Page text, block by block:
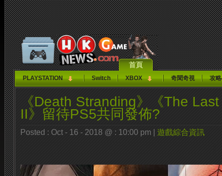
首頁
PLAYSTATION Switch XBOX 奇聞奇視 攻
《Death Stranding》《The
II》留待PS5共同發佈?
Posted : Oct - 16 - 2018 @ : 10:00 pm | 遊戲綜合資訊